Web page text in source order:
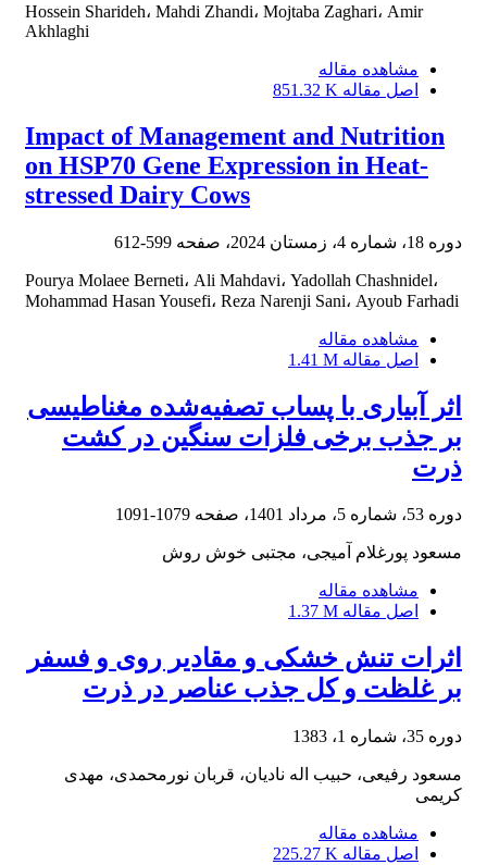
Hossein Sharideh، Mahdi Zhandi، Mojtaba Zaghari، Amir
Akhlaghi
مشاهده مقاله
اصل مقاله 851.32 K
Impact of Management and Nutrition
on HSP70 Gene Expression in Heat-
stressed Dairy Cows
دوره 18، شماره 4، زمستان 2024، صفحه 599-612
Pourya Molaee Berneti، Ali Mahdavi، Yadollah Chashnidel،
Mohammad Hasan Yousefi، Reza Narenji Sani، Ayoub Farhadi
مشاهده مقاله
اصل مقاله 1.41 M
اثر آبیاری با پساب تصفیه‌شده مغناطیسی
بر جذب برخی فلزات سنگین در کشت
ذرت
دوره 53، شماره 5، مرداد 1401، صفحه 1079-1091
مسعود پورغلام آمیجی، مجتبی خوش روش
مشاهده مقاله
اصل مقاله 1.37 M
اثرات تنش خشکی و مقادیر روی و فسفر
بر غلظت و کل جذب عناصر در ذرت
دوره 35، شماره 1، 1383
مسعود رفیعی، حبیب اله نادیان، قربان نورمحمدی، مهدی
کریمی
مشاهده مقاله
اصل مقاله 225.27 K